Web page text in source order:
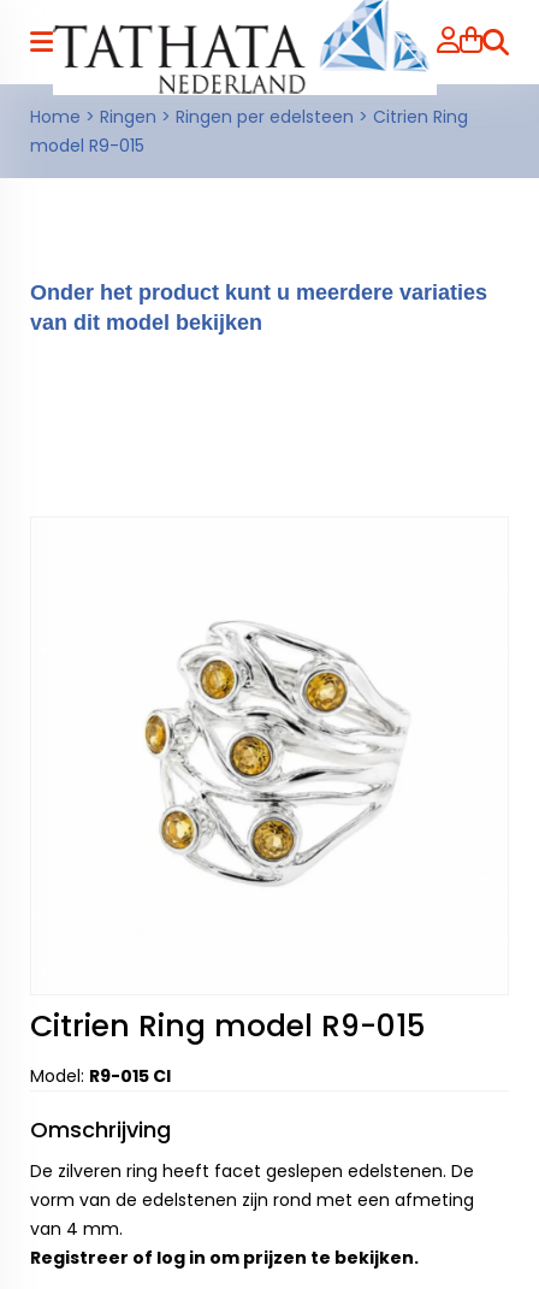
Home > Ringen > Ringen per edelsteen > Citrien Ring
model R9-015
Onder het product kunt u meerdere variaties
van dit model bekijken
Citrien Ring model R9-015
Model: R9-015 CI
Omschrijving
De zilveren ring heeft facet geslepen edelstenen. De
vorm van de edelstenen zijn rond met een afmeting
van 4 mm.
Registreer of log in om prijzen te bekijken.